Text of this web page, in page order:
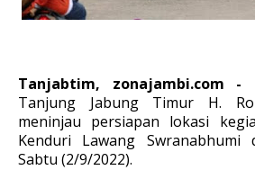
Tanjabtim, zonajambi.com -
Tanjung Jabung Timur H.
meninjau persiapan lokasi
Kenduri Lawang Swranabhumi
Sabtu (2/9/2022).